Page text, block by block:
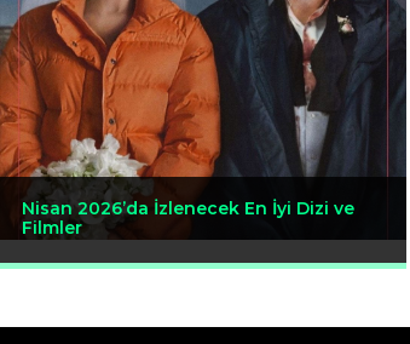
Nisan 2026’da İzlenecek En İyi Dizi ve
Filmler